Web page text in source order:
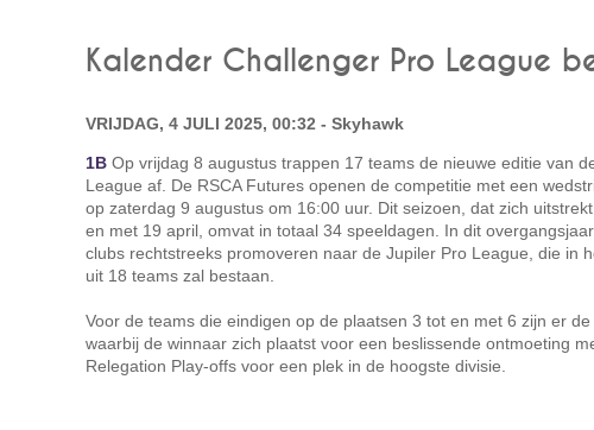
Kalender Challenger Pro League
VRIJDAG, 4 JULI 2025, 00:32 - Skyhawk
1B Op vrijdag 8 augustus trappen 17 teams de nieuwe editie van
League af. De RSCA Futures openen de competitie met een
op zaterdag 9 augustus om 16:00 uur. Dit seizoen, dat zich
en met 19 april, omvat in totaal 34 speeldagen. In dit
clubs rechtstreeks promoveren naar de Jupiler Pro League, die in
uit 18 teams zal bestaan.
Voor de teams die eindigen op de plaatsen 3 tot en met 6 zijn er de
waarbij de winnaar zich plaatst voor een beslissende ontmoeting
Relegation Play-offs voor een plek in de hoogste divisie.